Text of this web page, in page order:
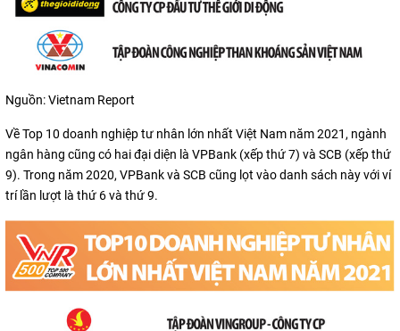
Nguồn: Vietnam Report
Về Top 10 doanh nghiệp tư nhân lớn nhất Việt Nam năm 2021, ngành
ngân hàng cũng có hai đại diện là VPBank (xếp thứ 7) và SCB (xếp thứ
9). Trong năm 2020, VPBank và SCB cũng lọt vào danh sách này với ví
trí lần lượt là thứ 6 và thứ 9.